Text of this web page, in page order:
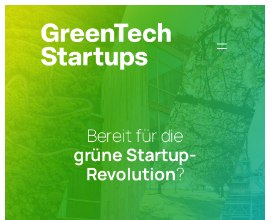
springen
Bereit für die
grüne Startup-
Revolution?